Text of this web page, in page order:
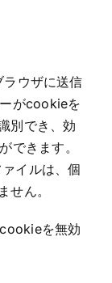
ウザに送信
がcookieを
別でき、効
できます。
イルは、個
せん。
を無効